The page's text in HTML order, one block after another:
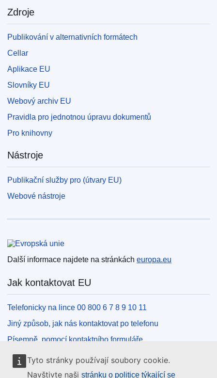
Tyto stránky používají soubory cookie.
Navštivte naši stránku o politice týkající se
Zdroje
Publikování v alternativních formátech
Cellar
Aplikace EU
Slovníky EU
Webový archiv EU
Pravidla pro jednotnou úpravu dokumentů
Pro knihovny
Nástroje
Publikační služby pro (útvary EU)
Webové nástroje
Evropská unie
Další informace najdete na stránkách europa.eu
Jak kontaktovat EU
Telefonicky na lince 00 800 6 7 8 9 10 11
Jiný způsob, jak nás kontaktovat po telefonu
Písemně, pomocí kontaktního formuláře
Osobně, v kontaktním místě EU